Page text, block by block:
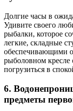
Долгие часы в
Удивите своего
рыбалки, которое
легкие, складные
обеспечивающими
рыболовном кресле
погрузиться в
6.
предметы